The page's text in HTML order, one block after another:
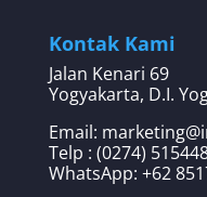
Kontak Kami
Jalan Kenari 69
Yogyakarta, D.I.
Email:
Telp : (0274)
WhatsApp: +62